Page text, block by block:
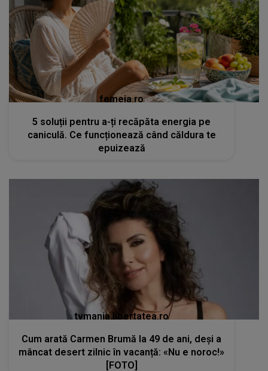
femeia.ro
5 soluții pentru a-ți recăpăta energia pe
caniculă. Ce funcționează când căldura te
epuizează
tvmania.libertatea.ro
Cum arată Carmen Brumă la 49 de ani, deși a
mâncat desert zilnic în vacanță: «Nu e noroc!»
[FOTO]